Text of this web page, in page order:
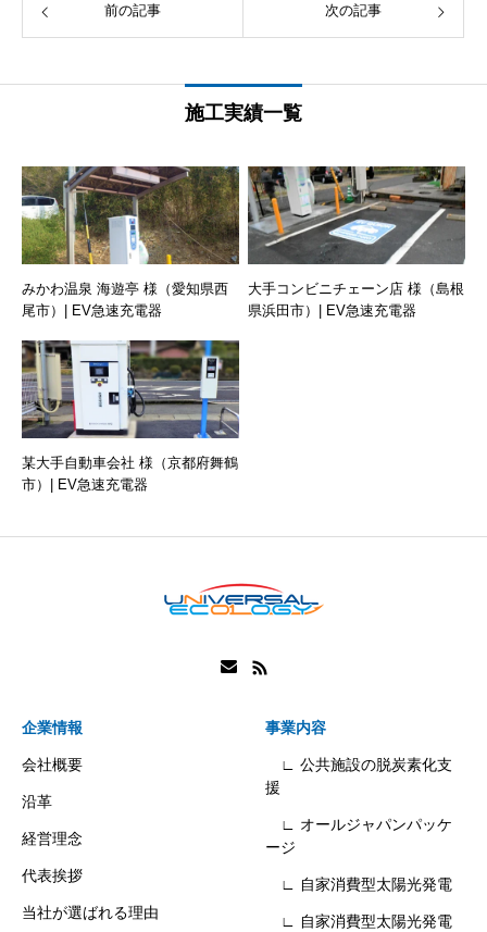
前の記事 次の記事
施工実績一覧
みかわ温泉 海遊亭 様（愛知県西
尾市）| EV急速充電器
大手コンビニチェーン店 様（島根
県浜田市）| EV急速充電器
某大手自動車会社 様（京都府舞鶴
市）| EV急速充電器
企業情報
会社概要
沿革
経営理念
代表挨拶
当社が選ばれる理由
事業内容
∟ 公共施設の脱炭素化支
援
∟ オールジャパンパッケ
ージ
∟ 自家消費型太陽光発電
∟ 自家消費型太陽光発電